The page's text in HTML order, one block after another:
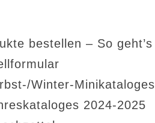
bestellen – So geht’s
Winter-Minikataloges
2024-2025